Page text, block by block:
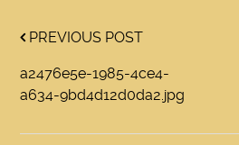
PREVIOUS POST
a2476e5e-1985-4ce4-
a634-9bd4d12d0da2.jpg